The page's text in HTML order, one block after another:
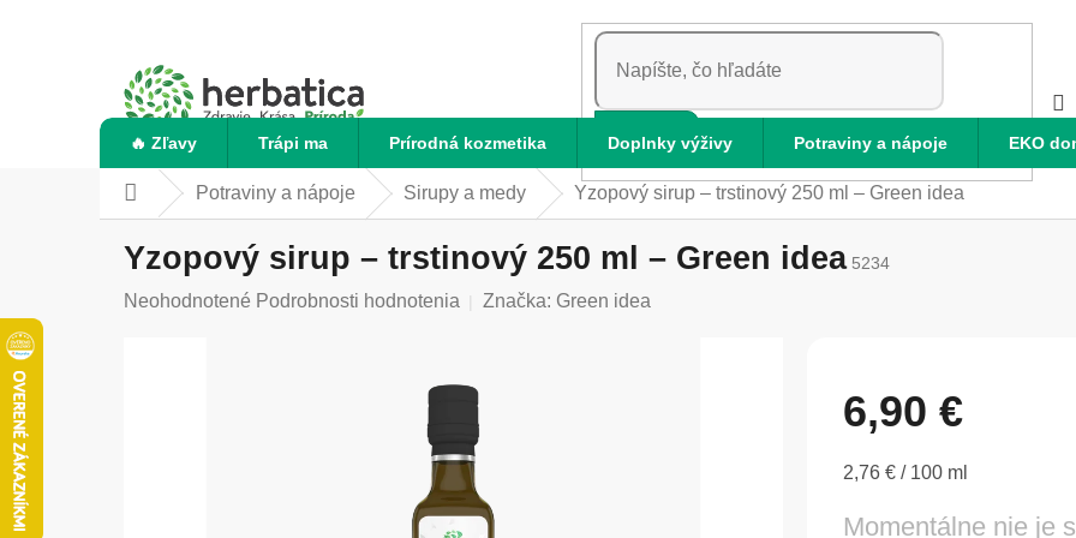
HĽADAŤ
🔥 Zľavy Trápi ma Prírodná kozmetika Doplnky výživy Potraviny a nápoje EKO
DomovPotraviny a nápoje Sirupy a medy Yzopový sirup – trstinový 250 ml – Green idea
Yzopový sirup – trstinový 250 ml – Green idea 5234
Priemerné
Neohodnotené Podrobnosti hodnotenia Značka: Green idea
6,90 €
Jednotková
2,76 € / 100 ml
Momentálne nie je